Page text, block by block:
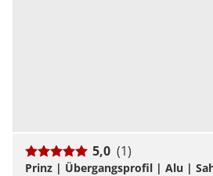
5,0 (1)
Prinz | Übergangsprofil | Alu |